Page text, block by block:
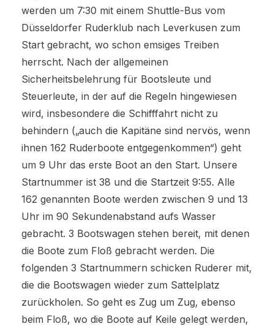
werden um 7:30 mit einem Shuttle-Bus vom
Düsseldorfer Ruderklub nach Leverkusen zum
Start gebracht, wo schon emsiges Treiben
herrscht. Nach der allgemeinen
Sicherheitsbelehrung für Bootsleute und
Steuerleute, in der auf die Regeln hingewiesen
wird, insbesondere die Schifffahrt nicht zu
behindern („auch die Kapitäne sind nervös, wenn
ihnen 162 Ruderboote entgegenkommen“) geht
um 9 Uhr das erste Boot an den Start. Unsere
Startnummer ist 38 und die Startzeit 9:55. Alle
162 genannten Boote werden zwischen 9 und 13
Uhr im 90 Sekundenabstand aufs Wasser
gebracht. 3 Bootswagen stehen bereit, mit denen
die Boote zum Floß gebracht werden. Die
folgenden 3 Startnummern schicken Ruderer mit,
die die Bootswagen wieder zum Sattelplatz
zurückholen. So geht es Zug um Zug, ebenso
beim Floß, wo die Boote auf Keile gelegt werden,